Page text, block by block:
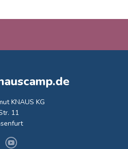
KNAUS KG
11
Youtube